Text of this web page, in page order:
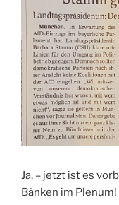
Ja, – jetzt ist es
Bänken im Plenum!